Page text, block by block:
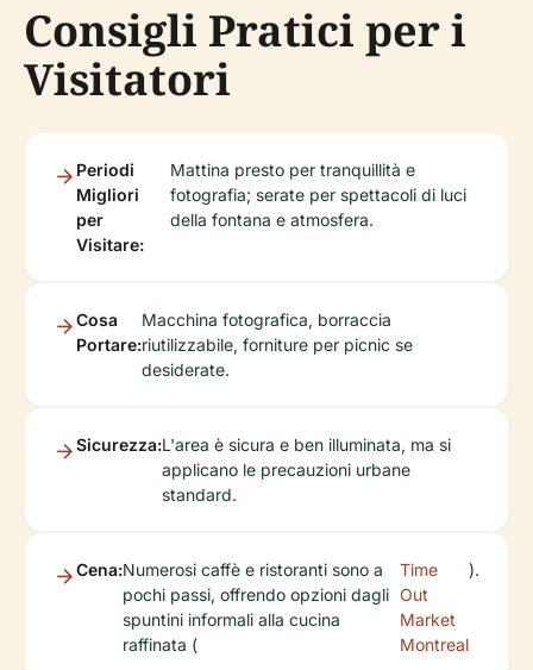
Consigli Pratici per i
Visitatori
Periodi
Migliori
per
Visitare:
Mattina presto per tranquillità e
fotografia; serate per spettacoli di luci
della fontana e atmosfera.
Cosa
Portare:
Macchina fotografica, borraccia
riutilizzabile, forniture per picnic se
desiderate.
Sicurezza:L'area è sicura e ben illuminata, ma si
applicano le precauzioni urbane
standard.
Cena:Numerosi caffè e ristoranti sono a
pochi passi, offrendo opzioni dagli
spuntini informali alla cucina
raffinata (
Time
Out
Market
Montreal
).